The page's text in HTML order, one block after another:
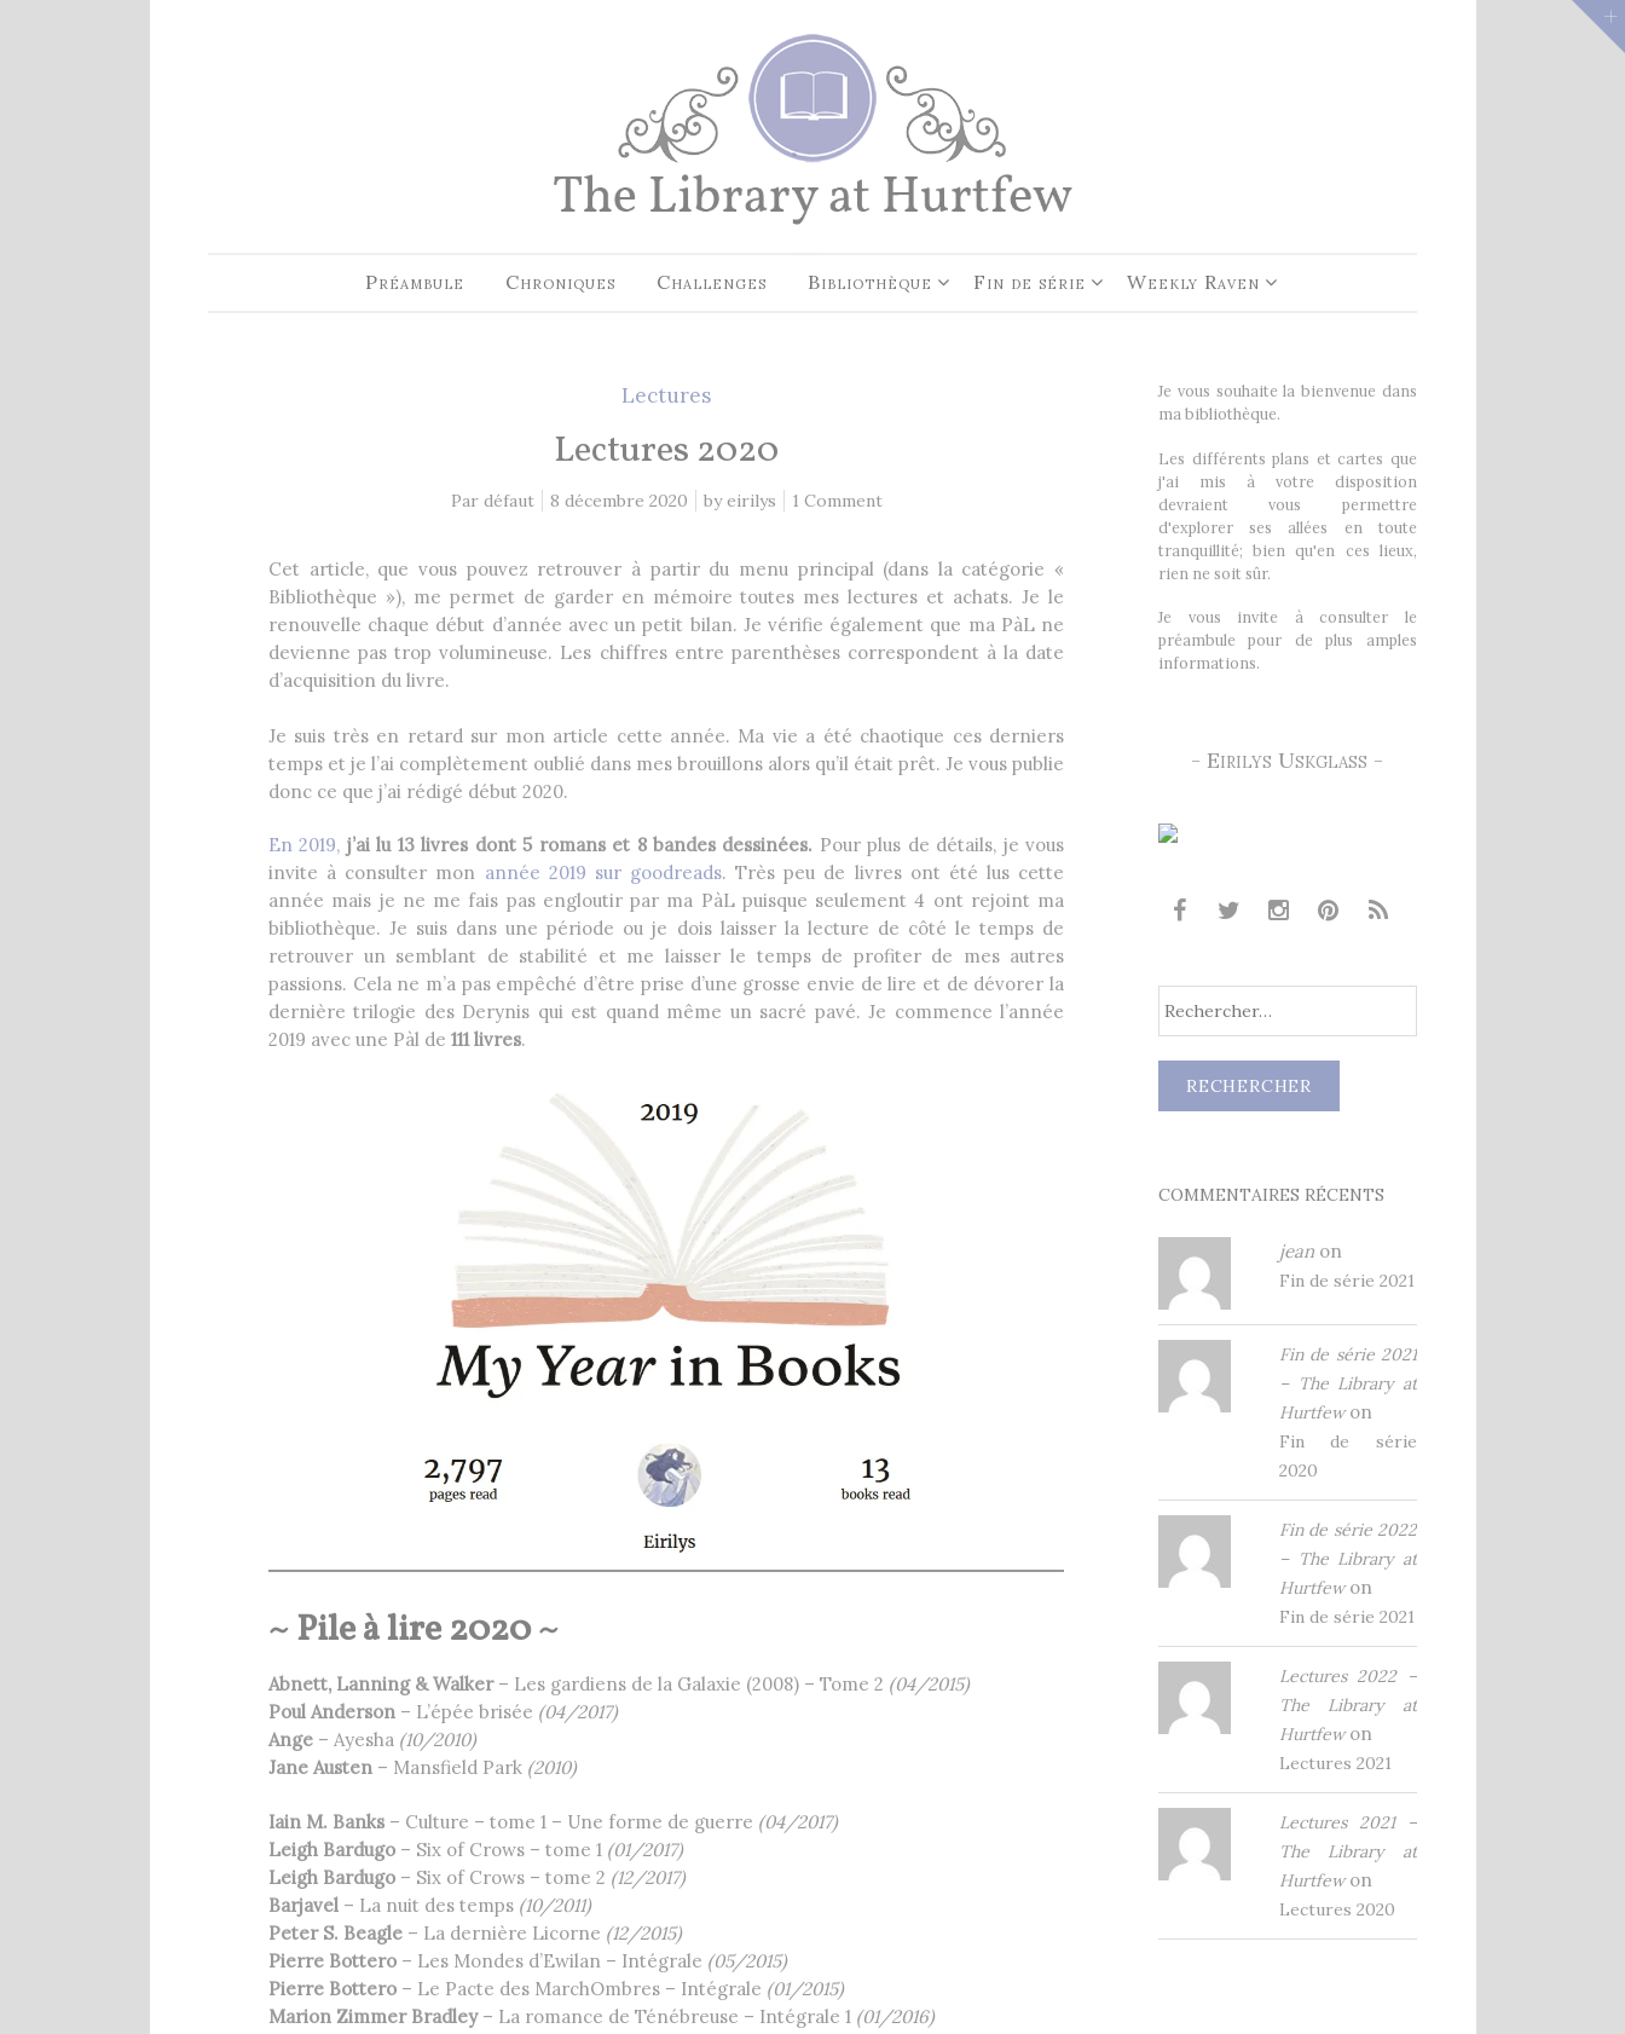
EN CE MOMENT, JE LIS…
Les Cités des Anciens, Intégrale 1
byRobin Hobb
Fantasy Art: Peindre Un Univers De
The Art of Heikala: Works and
RECHERCHE
Préambule Chroniques Challenges Bibliothèque Fin de série Weekly Raven
Lectures
Lectures 2020
Par défaut 8 décembre 2020 byeirilys 1 Comment
Cet article, que vous pouvez retrouver à partir du menu principal (dans la catégorie «
Bibliothèque »), me permet de garder en mémoire toutes mes lectures et achats. Je le
renouvelle chaque début d’année avec un petit bilan. Je vérifie également que ma PàL ne
devienne pas trop volumineuse. Les chiffres entre parenthèses correspondent à la date
d’acquisition du livre.
Je suis très en retard sur mon article cette année. Ma vie a été chaotique ces derniers
temps et je l’ai complètement oublié dans mes brouillons alors qu’il était prêt. Je vous publie
donc ce que j’ai rédigé début 2020.
En 2019, j’ai lu 13 livres dont 5 romans et 8 bandes dessinées. Pour plus de détails, je vous
invite à consulter mon année 2019 sur goodreads. Très peu de livres ont été lus cette
année mais je ne me fais pas engloutir par ma PàL puisque seulement 4 ont rejoint ma
bibliothèque. Je suis dans une période ou je dois laisser la lecture de côté le temps de
retrouver un semblant de stabilité et me laisser le temps de profiter de mes autres
passions. Cela ne m’a pas empêché d’être prise d’une grosse envie de lire et de dévorer la
dernière trilogie des Derynis qui est quand même un sacré pavé. Je commence l’année
2019 avec une Pàl de 111 livres.
~ Pile à lire 2020 ~
Abnett, Lanning & Walker– Les gardiens de la Galaxie (2008) – Tome 2 (04/2015)
Poul Anderson – L’épée brisée (04/2017)
Ange – Ayesha (10/2010)
Jane Austen – Mansfield Park (2010)
Iain M. Banks – Culture – tome 1 – Une forme de guerre (04/2017)
Leigh Bardugo – Six of Crows – tome 1 (01/2017)
Leigh Bardugo – Six of Crows – tome 2 (12/2017)
Barjavel – La nuit des temps (10/2011)
Peter S. Beagle – La dernière Licorne (12/2015)
Pierre Bottero – Les Mondes d’Ewilan – Intégrale (05/2015)
Pierre Bottero – Le Pacte des MarchOmbres – Intégrale (01/2015)
Marion Zimmer Bradley– La romance de Ténébreuse – Intégrale 1 (01/2016)
Je vous souhaite la bienvenue dans
ma bibliothèque.
Les différents plans et cartes que
j'ai mis à votre disposition
devraient vous permettre
d'explorer ses allées en toute
tranquillité; bien qu'en ces lieux,
rien ne soit sûr.
Je vous invite à consulter le
préambule pour de plus amples
informations.
- Eirilys Uskglass -
COMMENTAIRES RÉCENTS
jeanon
Fin de série 2021
Fin de série 2021
– The Library at
Hurtfewon
Fin de série
2020
Fin de série 2022
– The Library at
Hurtfewon
Fin de série 2021
Lectures 2022 –
The Library at
Hurtfewon
Lectures 2021
Lectures 2021 –
The Library at
Hurtfewon
Lectures 2020